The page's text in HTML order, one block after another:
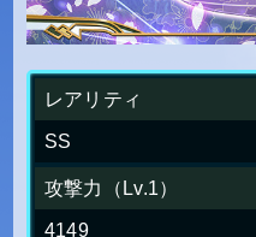
レアリティ
SS
攻撃力（Lv.1）
4149